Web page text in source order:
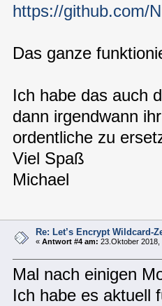
https://github.com/
Das ganze
Ich habe das auch
dann irgendwann
ordentliche zu
Viel Spaß
Michael
Re: Let’s Encrypt Wildcard-
« Antwort #4 am: 23.Oktober 2018,
Mal nach einigen
Ich habe es aktuell